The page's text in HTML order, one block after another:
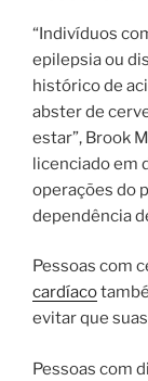
“Indivíduos
epilepsia ou
histórico de
abster de
estar”, Brook
licenciado em
operações do
dependência
Pessoas com
cardíaco
evitar que
Pessoas com